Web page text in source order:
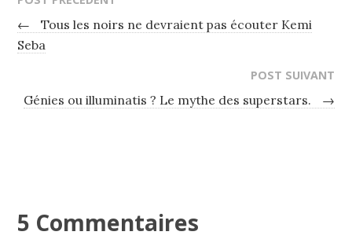
←
Tous les noirs ne devraient pas écouter Kemi
Seba
POST SUIVANT
Génies ou illuminatis ? Le mythe des superstars. →
5 Commentaires